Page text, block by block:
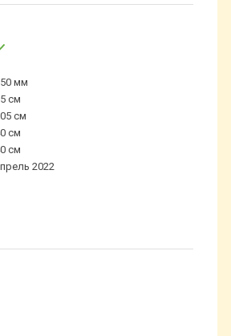
мм
см
см
см
см
2022